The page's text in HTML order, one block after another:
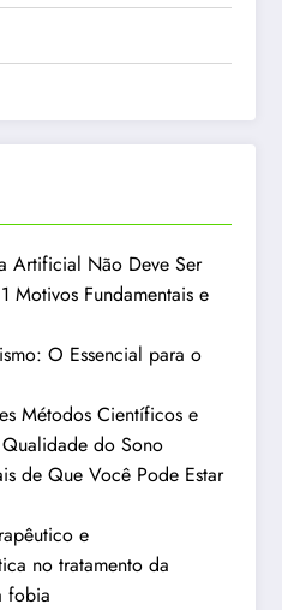
Artificial Não Deve Ser
Motivos Fundamentais e
O Essencial para o
Métodos Científicos e
do Sono
de Que Você Pode Estar
e
no tratamento da
fobia